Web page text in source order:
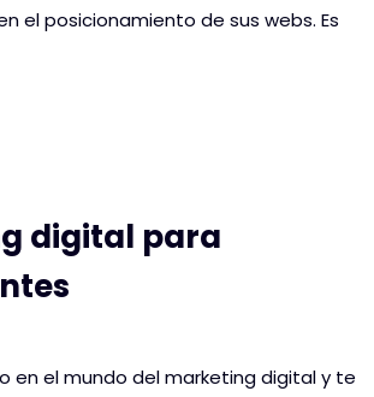
el posicionamiento de sus webs. Es
digital para
en el mundo del marketing digital y te